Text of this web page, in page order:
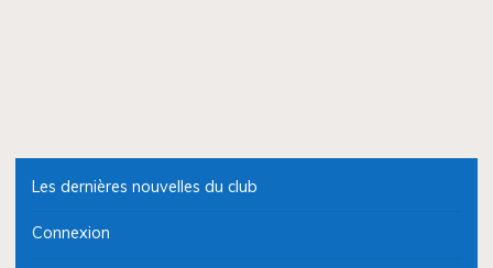
Les dernières nouvelles du club
Connexion